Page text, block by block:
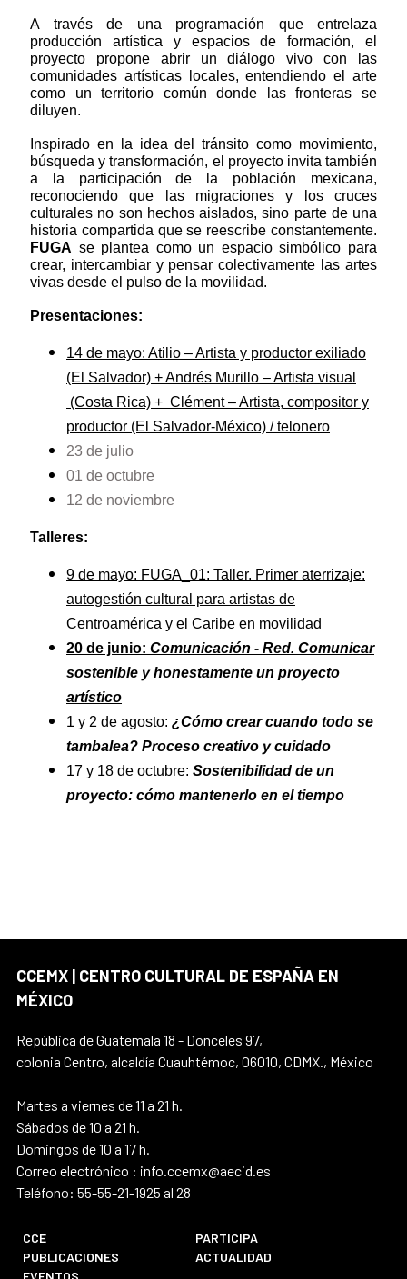
A través de una programación que entrelaza
producción artística y espacios de formación, el
proyecto propone abrir un diálogo vivo con las
comunidades artísticas locales, entendiendo el arte
como un territorio común donde las fronteras se
diluyen.
Inspirado en la idea del tránsito como movimiento,
búsqueda y transformación, el proyecto invita también
a la participación de la población mexicana,
reconociendo que las migraciones y los cruces
culturales no son hechos aislados, sino parte de una
historia compartida que se reescribe constantemente.
FUGA se plantea como un espacio simbólico para
crear, intercambiar y pensar colectivamente las artes
vivas desde el pulso de la movilidad.
Presentaciones:
14 de mayo: Atilio – Artista y productor exiliado
(El Salvador) + Andrés Murillo – Artista visual
(Costa Rica) + Clément – Artista, compositor y
productor (El Salvador-México) / telonero
23 de julio
01 de octubre
12 de noviembre
Talleres:
9 de mayo: FUGA_01: Taller. Primer aterrizaje:
autogestión cultural para artistas de
Centroamérica y el Caribe en movilidad
20 de junio: Comunicación - Red. Comunicar
sostenible y honestamente un proyecto
artístico
1 y 2 de agosto: ¿Cómo crear cuando todo se
tambalea? Proceso creativo y cuidado
17 y 18 de octubre: Sostenibilidad de un
proyecto: cómo mantenerlo en el tiempo
CCEMX | CENTRO CULTURAL DE ESPAÑA EN
MÉXICO
República de Guatemala 18 - Donceles 97,
colonia Centro, alcaldía Cuauhtémoc, 06010, CDMX., México
Martes a viernes de 11 a 21 h.
Sábados de 10 a 21 h.
Domingos de 10 a 17 h.
Correo electrónico : info.ccemx@aecid.es
Teléfono: 55-55-21-1925 al 28
CCE
PARTICIPA
PUBLICACIONES
ACTUALIDAD